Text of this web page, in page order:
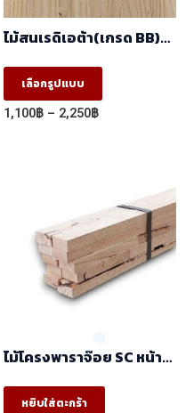
ไม้สนเรดิเอต้า(เกรด BB)
เลือกรูปแบบ
This
product
options
may
be
1,100฿ – 2,250฿Price
ไม้โครงพาราจ๊อย SC หน้า
มัด(มัด10ท่อน)
หยิบใส่ตะกร้า